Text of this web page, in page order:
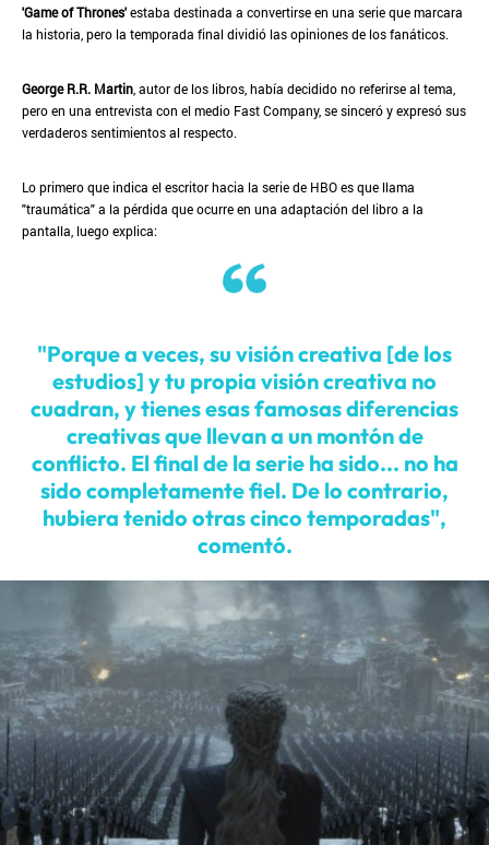
'Game of Thrones'estaba destinada a convertirse en una serie que marcara
la historia, pero la temporada final dividió las opiniones de los fanáticos.
George R.R. Martin , autor de los libros, había decidido no referirse al tema,
pero en una entrevista con el medio Fast Company, se sinceró y expresó sus
verdaderos sentimientos al respecto.
Lo primero que indica el escritor hacia la serie de HBO es que llama
"traumática" a la pérdida que ocurre en una adaptación del libro a la
pantalla, luego explica:
"Porque a veces, su visión creativa [de los
estudios] y tu propia visión creativa no
cuadran, y tienes esas famosas diferencias
creativas que llevan a un montón de
conflicto. El final de la serie ha sido... no ha
sido completamente fiel. De lo contrario,
hubiera tenido otras cinco temporadas",
comentó.